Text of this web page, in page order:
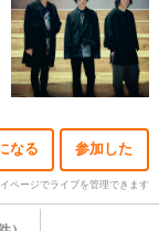
なる 参加した
ページでライブを管理できます